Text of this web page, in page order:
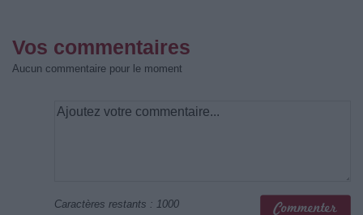
Vos commentaires
Aucun commentaire pour le moment
Caractères restants : 1000